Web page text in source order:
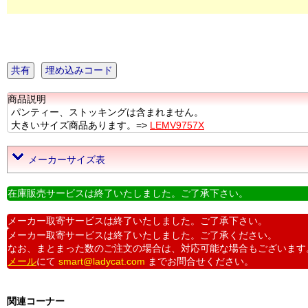
共有 埋め込みコード
商品説明
パンティー、ストッキングは含まれません。
大きいサイズ商品あります。=> LEMV9757X
メーカーサイズ表
在庫販売サービスは終了いたしました。ご了承下さい。
メーカー取寄サービスは終了いたしました。ご了承下さい。
メーカー取寄サービスは終了いたしました。ご了承ください。
なお、まとまった数のご注文の場合は、対応可能な場合もございます
メールにて smart@ladycat.com までお問合せください。
関連コーナー